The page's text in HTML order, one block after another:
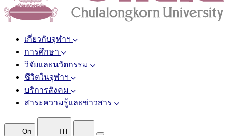
เกี่ยวกับจุฬาฯ
การศึกษา
วิจัยและนวัตกรรม
ชีวิตในจุฬาฯ
บริการสังคม
สาระความรู้และข่าวสาร
On TH